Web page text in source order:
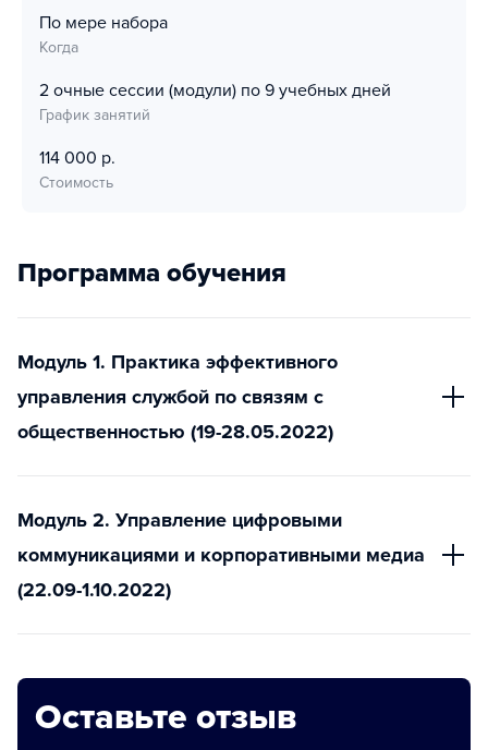
По мере набора
Когда
2 очные сессии (модули) по 9 учебных дней
График занятий
114 000 р.
Стоимость
Программа обучения
Модуль 1. Практика эффективного
управления службой по связям с
общественностью (19-28.05.2022)
Модуль 2. Управление цифровыми
коммуникациями и корпоративными медиа
(22.09-1.10.2022)
Оставьте отзыв